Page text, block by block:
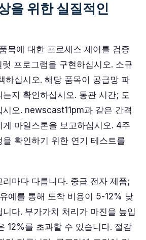
을 위한 실질적인
목에 대한 프로세스 제어를 검증
프로그램을 구현하십시오. 소규
하십시오. 해당 품목이 공급망 파
지 확인하십시오. 통관 시간; 도
시오. newscast11pm과 같은 간격
마일스톤을 보고하십시오. 4주
확인하기 위한 연기 테스트를
마다 다릅니다. 중급 전자 제품;
예를 통해 도착 비용이 5-12% 낮
다. 부가가치 처리가 마진을 높입
12%를 초과할 수 있습니다. 절감